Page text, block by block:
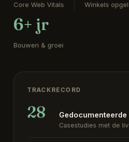
Core Web Vitals Winkels
6+ jr
Bouwen & groei
TRACKRECORD
28
Casestudies met de